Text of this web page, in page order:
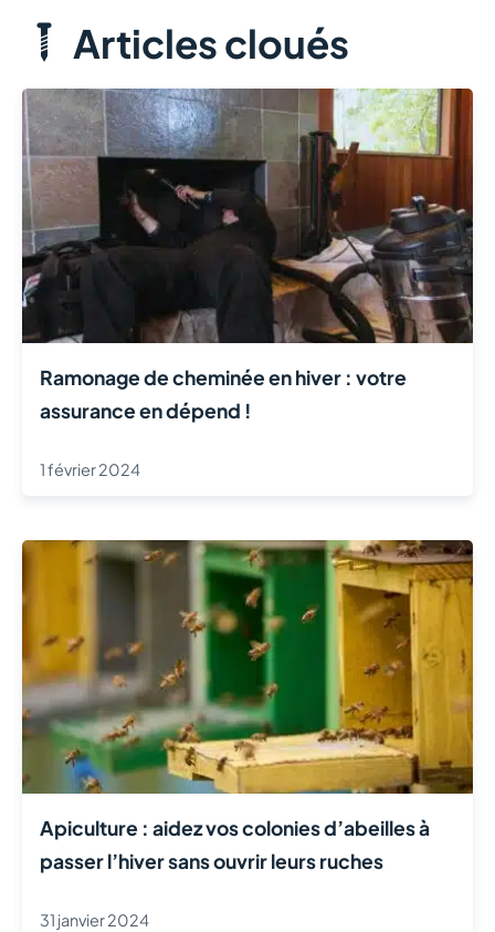
Articles cloués
Ramonage de cheminée en hiver : votre
assurance en dépend !
1 février 2024
Apiculture : aidez vos colonies d’abeilles à
passer l’hiver sans ouvrir leurs ruches
31 janvier 2024